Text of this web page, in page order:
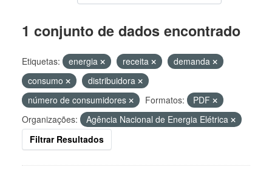
1 conjunto de dados encontrado
Etiquetas: energia receita
demanda
consumo
distribuidora
número de consumidores
Formatos:
PDF
Organizações:
Agência Nacional de Energia Elétrica
Filtrar Resultados